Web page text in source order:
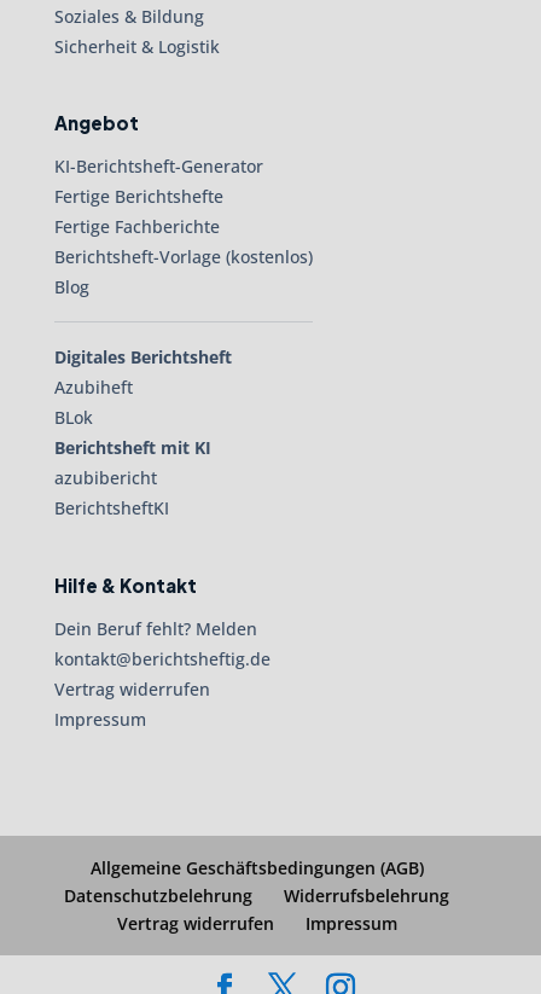
Soziales & Bildung
Sicherheit & Logistik
Angebot
KI-Berichtsheft-Generator
Fertige Berichtshefte
Fertige Fachberichte
Berichtsheft-Vorlage (kostenlos)
Blog
Digitales Berichtsheft
Azubiheft
BLok
Berichtsheft mit KI
azubibericht
BerichtsheftKI
Hilfe & Kontakt
Dein Beruf fehlt? Melden
kontakt@berichtsheftig.de
Vertrag widerrufen
Impressum
Allgemeine Geschäftsbedingungen (AGB)
Datenschutzbelehrung
Widerrufsbelehrung
Vertrag widerrufen
Impressum